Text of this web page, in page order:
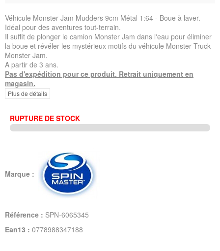
Véhicule Monster Jam Mudders 9cm Métal 1:64 - Boue à laver.
Idéal pour des aventures tout-terrain.
Il suffit de plonger le camion Monster Jam dans l'eau pour éliminer
la boue et révéler les mystérieux motifs du véhicule Monster Truck
Monster Jam.
A partir de 3 ans.
Pas d'expédition pour ce produit. Retrait uniquement en
magasin.
Plus de détails
RUPTURE DE STOCK
Marque :
Référence : SPN-6065345
Ean13 : 0778988347188